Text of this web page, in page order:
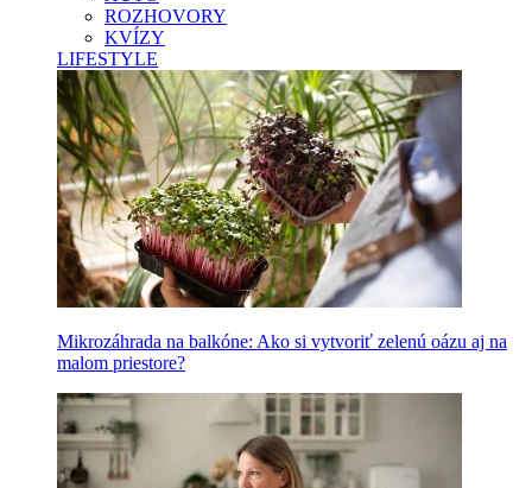
ROZHOVORY
KVÍZY
LIFESTYLE
Mikrozáhrada na balkóne: Ako si vytvoriť zelenú oázu aj na
malom priestore?